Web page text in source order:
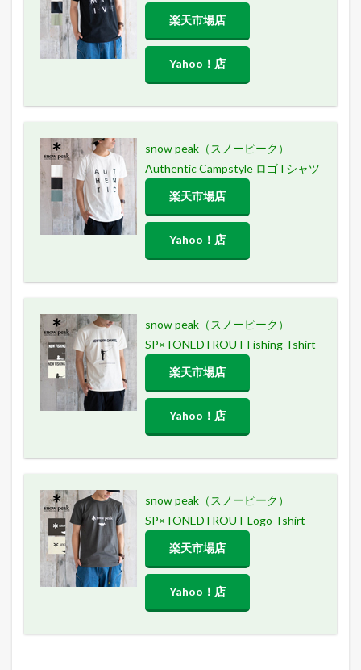
楽天市場店
Yahoo！店
snow peak（スノーピーク）
Authentic Campstyle ロゴTシャツ
楽天市場店
Yahoo！店
snow peak（スノーピーク）
SP×TONEDTROUT Fishing Tshirt
楽天市場店
Yahoo！店
snow peak（スノーピーク）
SP×TONEDTROUT Logo Tshirt
楽天市場店
Yahoo！店